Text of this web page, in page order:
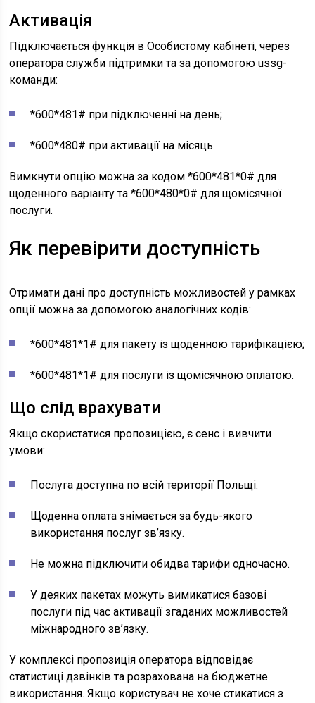
Активація
Підключається функція в Особистому кабінеті, через
оператора служби підтримки та за допомогою ussg-
команди:
*600*481# при підключенні на день;
*600*480# при активації на місяць.
Вимкнути опцію можна за кодом *600*481*0# для
щоденного варіанту та *600*480*0# для щомісячної
послуги.
Як перевірити доступність
Отримати дані про доступність можливостей у рамках
опції можна за допомогою аналогічних кодів:
*600*481*1# для пакету із щоденною тарифікацією;
*600*481*1# для послуги із щомісячною оплатою.
Що слід врахувати
Якщо скористатися пропозицією, є сенс і вивчити
умови:
Послуга доступна по всій території Польщі.
Щоденна оплата знімається за будь-якого
використання послуг зв’язку.
Не можна підключити обидва тарифи одночасно.
У деяких пакетах можуть вимикатися базові
послуги під час активації згаданих можливостей
міжнародного зв’язку.
У комплексі пропозиція оператора відповідає
статистиці дзвінків та розрахована на бюджетне
використання. Якщо користувач не хоче стикатися з